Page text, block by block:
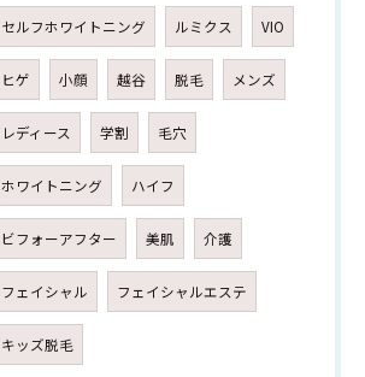
セルフホワイトニング ルミクス VIO
ヒゲ 小顔 越谷 脱毛 メンズ
レディース 学割 毛穴
ホワイトニング ハイフ
ビフォーアフター 美肌 介護
フェイシャル フェイシャルエステ
キッズ脱毛